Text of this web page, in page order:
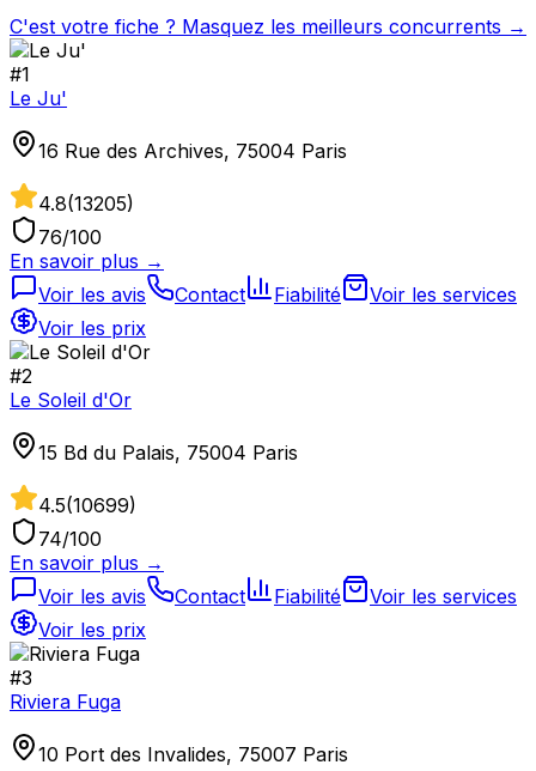
C'est votre fiche ? Masquez les meilleurs concurrents →
#1
Le Ju'
16 Rue des Archives, 75004 Paris
4.8(13205)
76/100
En savoir plus →
Voir les avis
Contact Fiabilité
Voir les services
Voir les prix
#2
Le Soleil d'Or
15 Bd du Palais, 75004 Paris
4.5(10699)
74/100
En savoir plus →
Voir les avis
Contact Fiabilité
Voir les services
Voir les prix
#3
Riviera Fuga
10 Port des Invalides, 75007 Paris